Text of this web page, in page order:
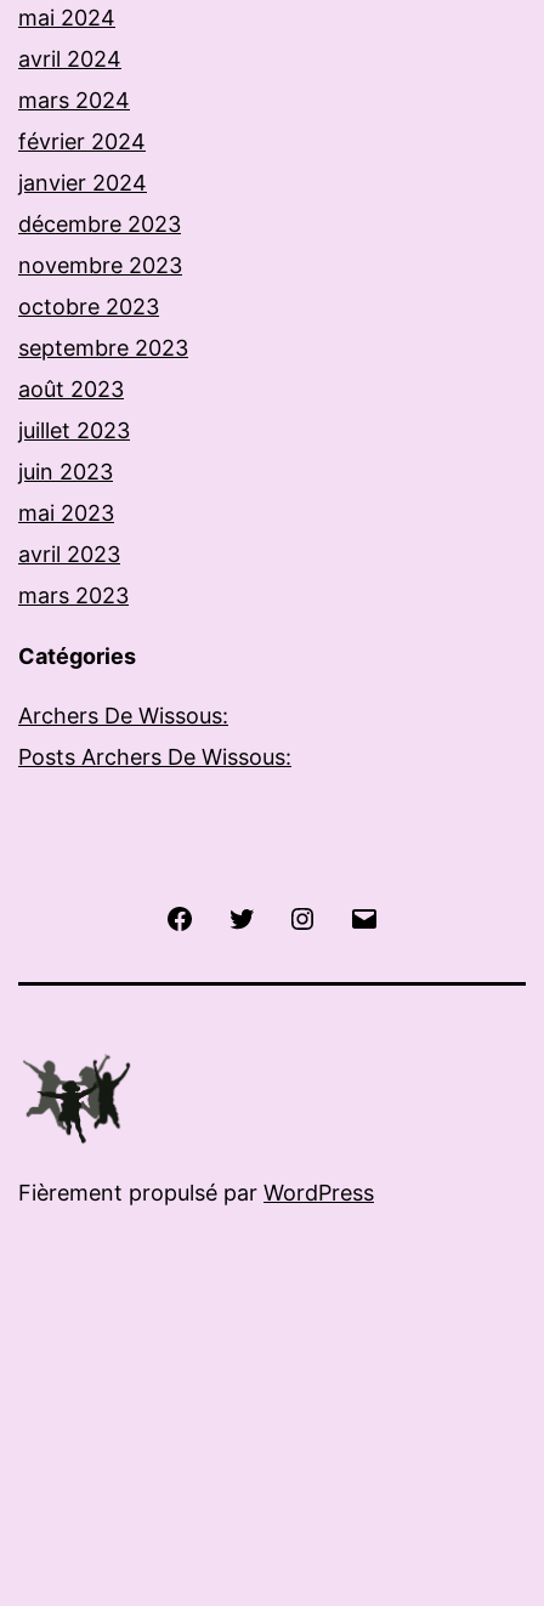
mai 2024
avril 2024
mars 2024
février 2024
janvier 2024
décembre 2023
novembre 2023
octobre 2023
septembre 2023
août 2023
juillet 2023
juin 2023
mai 2023
avril 2023
mars 2023
Catégories
Archers De Wissous:
Posts Archers De Wissous:
FacebookTwitter Instagram
Fièrement propulsé par WordPress